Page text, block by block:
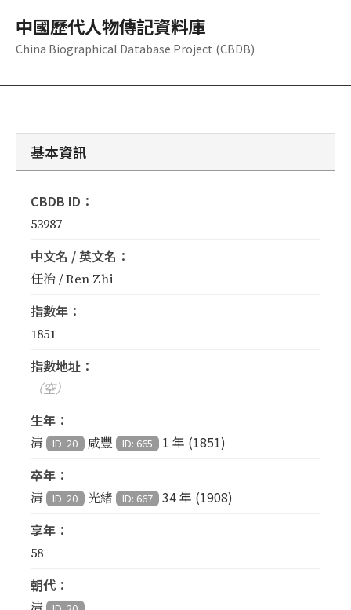
中國歷代人物傳記資料庫
China Biographical Database Project (CBDB)
基本資訊
CBDB ID：
53987
中文名 / 英文名：
任治 / Ren Zhi
指數年：
1851
指數地址：
（空）
生年：
清 ID: 20 咸豐 ID: 665
1 年 (1851)
卒年：
清 ID: 20 光緒 ID: 667
34 年 (1908)
享年：
58
朝代：